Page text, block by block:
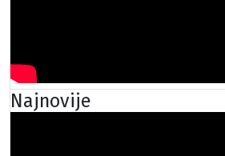
Najnovije